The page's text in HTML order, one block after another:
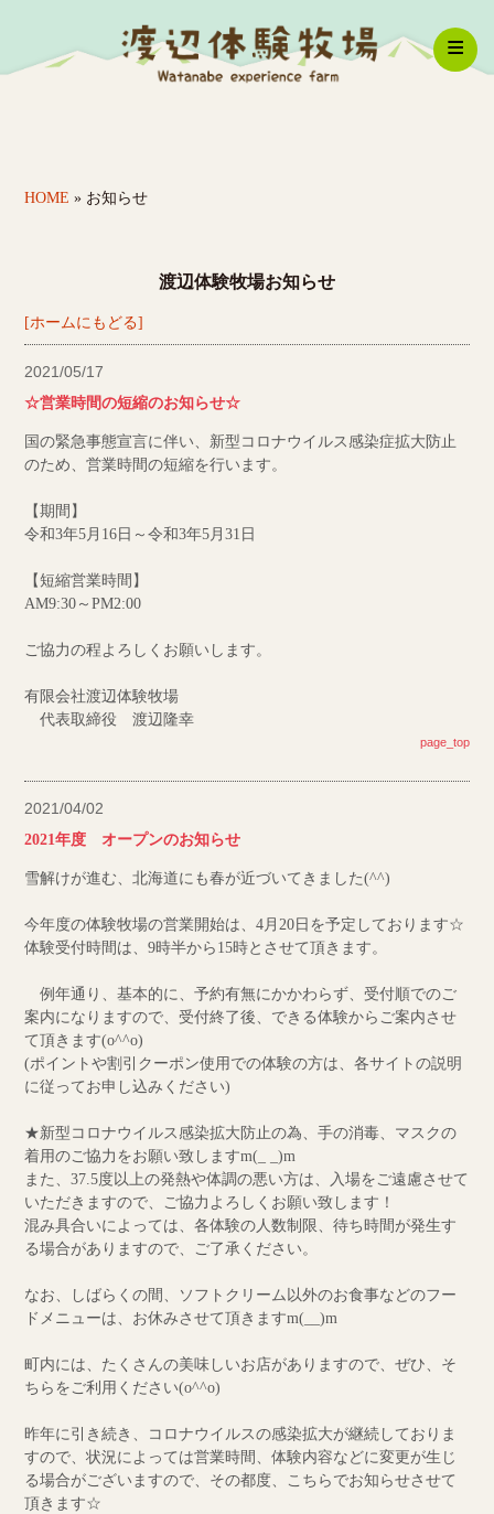
HOME » お知らせ
渡辺体験牧場お知らせ
[ホームにもどる]
2021/05/17
☆営業時間の短縮のお知らせ☆
国の緊急事態宣言に伴い、新型コロナウイルス感染症拡大防止
のため、営業時間の短縮を行います。
【期間】
令和3年5月16日～令和3年5月31日
【短縮営業時間】
AM9:30～PM2:00
ご協力の程よろしくお願いします。
有限会社渡辺体験牧場
代表取締役 渡辺隆幸
page_top
2021/04/02
2021年度 オープンのお知らせ
雪解けが進む、北海道にも春が近づいてきました(^^)
今年度の体験牧場の営業開始は、4月20日を予定しております☆
体験受付時間は、9時半から15時とさせて頂きます。
例年通り、基本的に、予約有無にかかわらず、受付順でのご
案内になりますので、受付終了後、できる体験からご案内させ
て頂きます(o^^o)
(ポイントや割引クーポン使用での体験の方は、各サイトの説明
に従ってお申し込みください)
★新型コロナウイルス感染拡大防止の為、手の消毒、マスクの
着用のご協力をお願い致しますm(_ _)m
また、37.5度以上の発熱や体調の悪い方は、入場をご遠慮させて
いただきますので、ご協力よろしくお願い致します！
混み具合いによっては、各体験の人数制限、待ち時間が発生す
る場合がありますので、ご了承ください。
なお、しばらくの間、ソフトクリーム以外のお食事などのフー
ドメニューは、お休みさせて頂きますm(__)m
町内には、たくさんの美味しいお店がありますので、ぜひ、そ
ちらをご利用ください(o^^o)
昨年に引き続き、コロナウイルスの感染拡大が継続しておりま
すので、状況によっては営業時間、体験内容などに変更が生じ
る場合がございますので、その都度、こちらでお知らせさせて
頂きます☆